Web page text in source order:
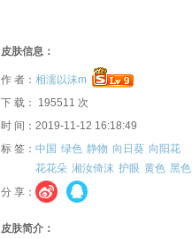
皮肤信息：
作 者： 相濡以沫m
下 载： 195511 次
时 间：2019-11-12 16:18:49
标 签： 中国 绿色 静物 向日葵 向阳花
花花朵 湘汝倚沫 护眼 黄色 黑色
分 享：
皮肤简介：